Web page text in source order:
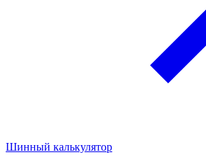
Шинный калькулятор